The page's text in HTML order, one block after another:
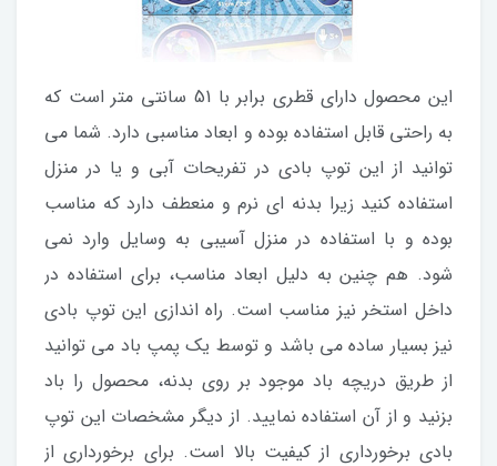
این محصول دارای قطری برابر با 51 سانتی متر است که
به راحتی قابل استفاده بوده و ابعاد مناسبی دارد. شما می
توانید از این توپ بادی در تفریحات آبی و یا در منزل
استفاده کنید زیرا بدنه ای نرم و منعطف دارد که مناسب
بوده و با استفاده در منزل آسیبی به وسایل وارد نمی
شود. هم چنین به دلیل ابعاد مناسب، برای استفاده در
داخل استخر نیز مناسب است. راه اندازی این توپ بادی
نیز بسیار ساده می باشد و توسط یک پمپ باد می توانید
از طریق دریچه باد موجود بر روی بدنه، محصول را باد
بزنید و از آن استفاده نمایید. از دیگر مشخصات این توپ
بادی برخورداری از کیفیت بالا است. برای برخورداری از